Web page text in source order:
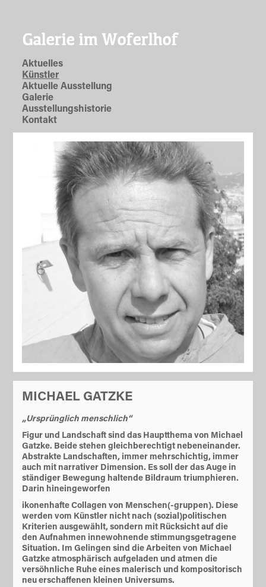
Galerie im Woferlhof
Aktuelles
Künstler
Aktuelle Ausstellung
Galerie
Ausstellungshistorie
Kontakt
MICHAEL GATZKE
„Ursprünglich menschlich“
Figur und Landschaft sind das Hauptthema von Michael
Gatzke. Beide stehen gleichberechtigt nebeneinander.
Abstrakte Landschaften, immer mehrschichtig, immer
auch mit narrativer Dimension. Es soll der das Auge in
ständiger Bewegung haltende Bildraum triumphieren.
Darin hineingeworfen
ikonenhafte Collagen von Menschen(-gruppen). Diese
werden vom Künstler nicht nach (sozial)politischen
Kriterien ausgewählt, sondern mit Rücksicht auf die
den Aufnahmen innewohnende stimmungsgetragene
Situation. Im Gelingen sind die Arbeiten von Michael
Gatzke atmosphärisch aufgeladen und atmen die
versöhnliche Ruhe eines malerisch und kompositorisch
neu erschaffenen kleinen Universums.